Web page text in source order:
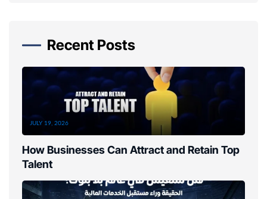
Recent Posts
JULY 19, 2026
How Businesses Can Attract and Retain Top
Talent